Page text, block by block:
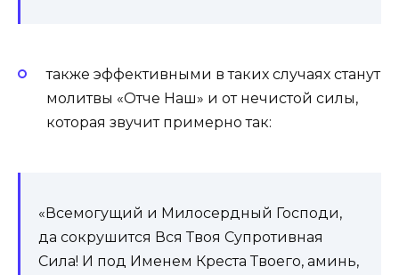
также эффективными в таких случаях станут
молитвы «Отче Наш» и от нечистой силы,
которая звучит примерно так:
«Всемогущий и Милосердный Господи,
да сокрушится Вся Твоя Супротивная
Сила! И под Именем Креста Твоего, аминь,